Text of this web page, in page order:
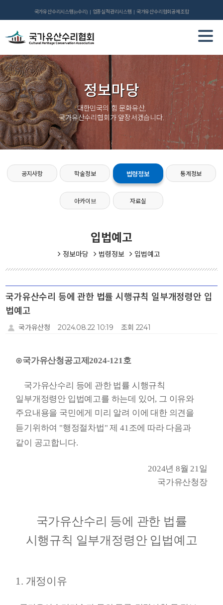
국가유산수리시스템(e수리) 업종실적관리시스템 국가유산수리협회공제조합
정보마당
대한민국의 힘 문화유산,
국가유산수리협회가 앞장서겠습니다.
공지사항 학술정보 법령정보 통계정보
아카이브 자료실
입법예고
정보마당 법령정보 입법예고
국가유산수리 등에 관한 법률 시행규칙 일부개정령안 입
법예고
국가유산청 2024.08.22 10:19 조회 2241
⊙국가유산청공고제2024-121호
국가유산수리 등에 관한 법률 시행규칙
일부개정령안 입법예고를 하는데 있어, 그 이유와
주요내용을 국민에게 미리 알려 이에 대한 의견을
듣기위하여 "행정절차법" 제 41조에 따라 다음과
같이 공고합니다.
2024년 8월 21일
국가유산청장
국가유산수리 등에 관한 법률
시행규칙 일부개정령안 입법예고
1. 개정이유